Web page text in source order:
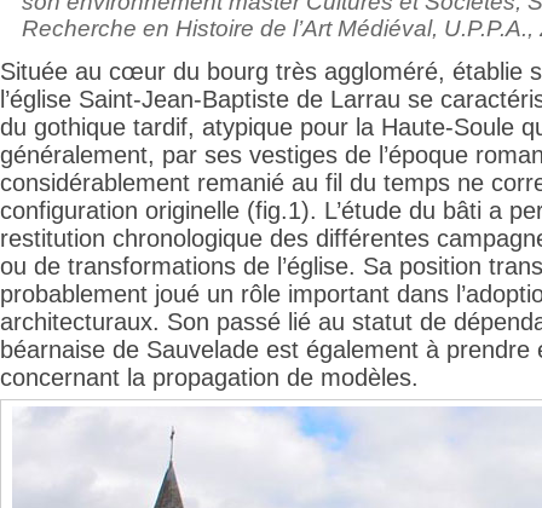
Recherche en Histoire de l’Art Médiéval, U.P.P.A.,
Située au cœur du bourg très aggloméré, établie
l’église Saint-Jean-Baptiste de Larrau se
du gothique tardif, atypique pour la Haute-Soule
généralement, par ses vestiges de l’époque
considérablement remanié au fil du temps ne
configuration originelle (fig.1). L’étude du bâti a
restitution chronologique des différentes
ou de transformations de l’église. Sa position
probablement joué un rôle important dans
architecturaux. Son passé lié au statut de
béarnaise de Sauvelade est également à prendre
concernant la propagation de modèles.